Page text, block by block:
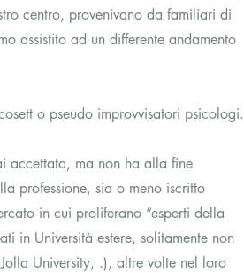
centro, provenivano da familiari di
assistito ad un differente andamento
o pseudo improvvisatori psicologi.
accettata, ma non ha alla fine
professione, sia o meno iscritto
in cui proliferano “esperti della
in Università estere, solitamente non
University, .), altre volte nel loro